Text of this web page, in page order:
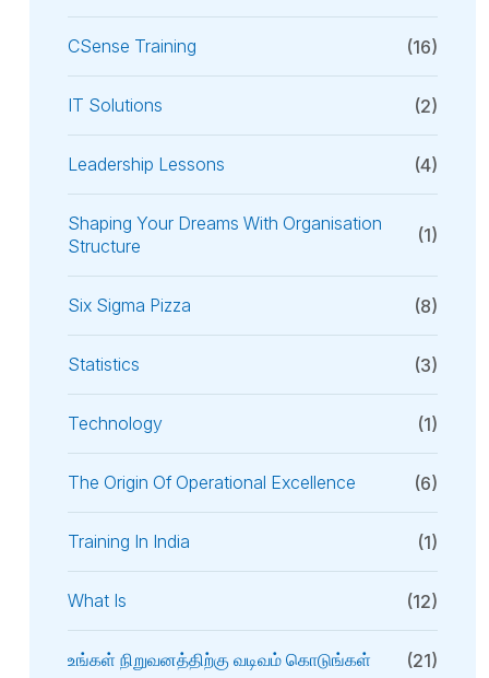
CSense Training (16)
IT Solutions (2)
Leadership Lessons (4)
Shaping Your Dreams With Organisation
Structure
(1)
Six Sigma Pizza (8)
Statistics (3)
Technology (1)
The Origin Of Operational Excellence (6)
Training In India (1)
What Is (12)
உங்கள் நிறுவனத்திற்கு வடிவம் கொடுங்கள் (21)